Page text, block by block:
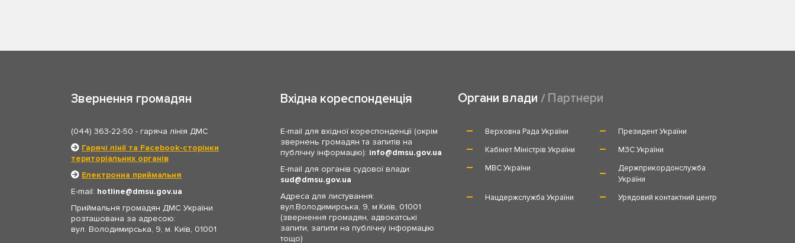
Звернення громадян
(044) 363-22-50 - гаряча лінія ДМС
Гарячі лінії та Facebook-сторінки
територіальних органів
Електронна приймальня
E-mail: hotline
dmsu.gov.ua
Приймальня громадян ДМС України
розташована за адресою:
вул. Володимирська, 9, м. Київ, 01001
Вхідна кореспонденція
E-mail для вхідної кореспонденції (окрім
звернень громадян та запитів на
публічну інформацію): info
dmsu.gov.ua
E-mail для органів судової влади:
sud
dmsu.gov.ua
Адреса для листування:
вул.Володимирська, 9, м.Київ, 01001
(звернення громадян, адвокатські
запити, запити на публічну інформацію
тощо)
Органи влади Партнери
Верховна Рада України
Президент України
Кабінет Міністрів України
МЗС України
МВС України
Держприкордонслужба
України
Нацдержслужба України
Урядовий контактний центр